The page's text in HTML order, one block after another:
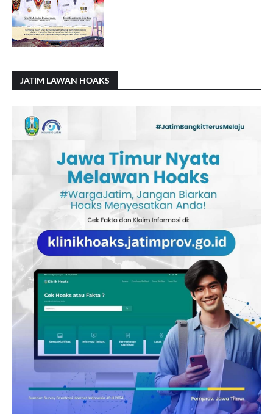
JATIM LAWAN HOAKS